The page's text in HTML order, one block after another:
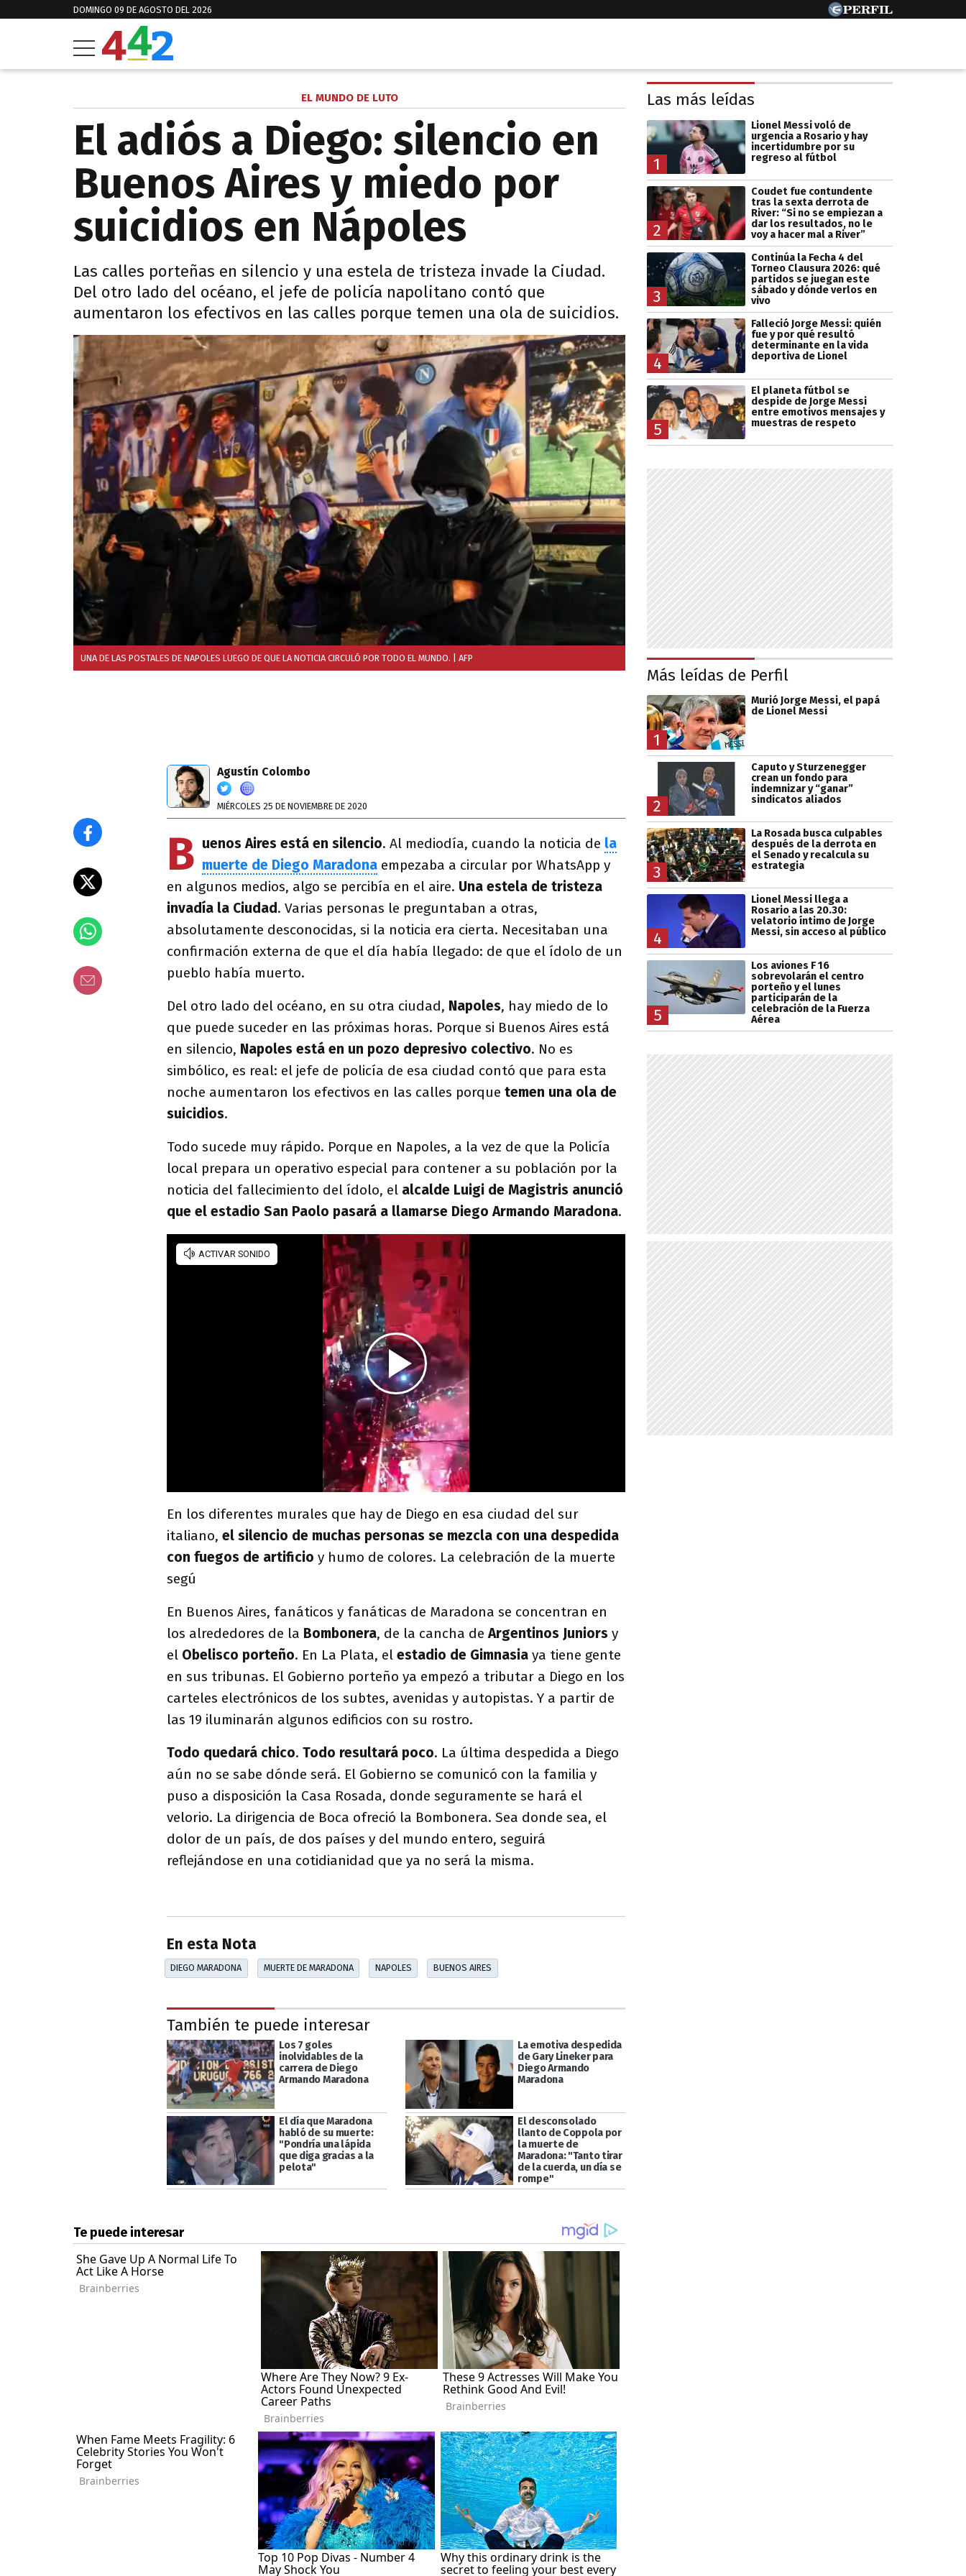
DOMINGO 09 DE AGOSTO DEL 2026
EL MUNDO DE LUTO
El adiós a Diego: silencio en
Buenos Aires y miedo por
suicidios en Nápoles
Las calles porteñas en silencio y una estela de tristeza invade la Ciudad.
Del otro lado del océano, el jefe de policía napolitano contó que
aumentaron los efectivos en las calles porque temen una ola de suicidios.
UNA DE LAS POSTALES DE NAPOLES LUEGO DE QUE LA NOTICIA CIRCULÓ POR TODO EL MUNDO. | AFP
Agustín Colombo
MIÉRCOLES 25 DE NOVIEMBRE DE 2020
B uenos Aires está en silencio. Al mediodía, cuando la noticia de la
muerte de Diego Maradona empezaba a circular por WhatsApp y
en algunos medios, algo se percibía en el aire. Una estela de tristeza
invadía la Ciudad. Varias personas le preguntaban a otras,
absolutamente desconocidas, si la noticia era cierta. Necesitaban una
confirmación externa de que el día había llegado: de que el ídolo de un
pueblo había muerto.
Del otro lado del océano, en su otra ciudad, Napoles, hay miedo de lo
que puede suceder en las próximas horas. Porque si Buenos Aires está
en silencio, Napoles está en un pozo depresivo colectivo. No es
simbólico, es real: el jefe de policía de esa ciudad contó que para esta
noche aumentaron los efectivos en las calles porque temen una ola de
suicidios.
Todo sucede muy rápido. Porque en Napoles, a la vez de que la Policía
local prepara un operativo especial para contener a su población por la
noticia del fallecimiento del ídolo, el alcalde Luigi de Magistris anunció
que el estadio San Paolo pasará a llamarse Diego Armando Maradona.
En los diferentes murales que hay de Diego en esa ciudad del sur
italiano, el silencio de muchas personas se mezcla con una despedida
con fuegos de artificio y humo de colores. La celebración de la muerte
segú
En Buenos Aires, fanáticos y fanáticas de Maradona se concentran en
los alrededores de la Bombonera, de la cancha deArgentinos Juniors y
el Obelisco porteño. En La Plata, el estadio de Gimnasia ya tiene gente
en sus tribunas. El Gobierno porteño ya empezó a tributar a Diego en los
carteles electrónicos de los subtes, avenidas y autopistas. Y a partir de
las 19 iluminarán algunos edificios con su rostro.
Todo quedará chico. Todo resultará poco. La última despedida a Diego
aún no se sabe dónde será. El Gobierno se comunicó con la familia y
puso a disposición la Casa Rosada, donde seguramente se hará el
velorio. La dirigencia de Boca ofreció la Bombonera. Sea donde sea, el
dolor de un país, de dos países y del mundo entero, seguirá
reflejándose en una cotidianidad que ya no será la misma.
En esta Nota
DIEGO MARADONA MUERTE DE MARADONA NAPOLES BUENOS AIRES
También te puede interesar
Los 7 goles
inolvidables de la
carrera de Diego
Armando Maradona
La emotiva despedida
de Gary Lineker para
Diego Armando
Maradona
El día que Maradona
habló de su muerte:
"Pondría una lápida
que diga gracias a la
pelota"
El desconsolado
llanto de Coppola por
la muerte de
Maradona: "Tanto tirar
de la cuerda, un día se
rompe"
Las más leídas
1
Lionel Messi voló de
urgencia a Rosario y hay
incertidumbre por su
regreso al fútbol
2
Coudet fue contundente
tras la sexta derrota de
River: “Si no se empiezan a
dar los resultados, no le
voy a hacer mal a River”
3
Continúa la Fecha 4 del
Torneo Clausura 2026: qué
partidos se juegan este
sábado y dónde verlos en
vivo
4
Falleció Jorge Messi: quién
fue y por qué resultó
determinante en la vida
deportiva de Lionel
5
El planeta fútbol se
despide de Jorge Messi
entre emotivos mensajes y
muestras de respeto
Más leídas de Perfil
1
Murió Jorge Messi, el papá
de Lionel Messi
2
Caputo y Sturzenegger
crean un fondo para
indemnizar y “ganar”
sindicatos aliados
3
La Rosada busca culpables
después de la derrota en
el Senado y recalcula su
estrategia
4
Lionel Messi llega a
Rosario a las 20.30:
velatorio íntimo de Jorge
Messi, sin acceso al público
5
Los aviones F 16
sobrevolarán el centro
porteño y el lunes
participarán de la
celebración de la Fuerza
Aérea